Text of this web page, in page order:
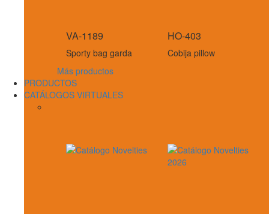
VA-1189
Sporty bag garda
HO-403
Cobija pillow
Más productos
PRODUCTOS
CATÁLOGOS VIRTUALES